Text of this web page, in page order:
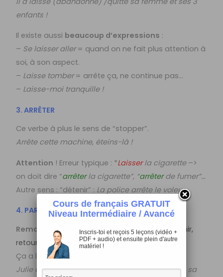
enfants !
Il existe aussi beaucoup d’expressions :
– Se laisser aller= quand on ne fait plus attention à
soi, à son aspect.
– Laisse tomber= arrête ça, ne continue pas…
– Laisse-moi tranquille !
3. ARRÊTER
Ce verbe à plus le sens de “stopper”.
Arrête cette machine, éteins-là !
Attention ! Erreur typique : *Laisserla cigarette–>
on doit dire “arrêterla cigarette”, “arrêterde fumer”…
Autre sens : “détenir” : La police arrête le voleur.
4. PARTIR
Remarque :
voir aussi la vidéo derentrer, revenir,
retourner
Ça a le sens de “s’en aller”:
Julie a quitté François, elle est partie vivre chez sa
Cours de français GRATUIT
Niveau Intermédiaire / Avancé
Inscris-toi et reçois 5 leçons (vidéo +
PDF + audio) et ensuite plein d'autre
matériel !